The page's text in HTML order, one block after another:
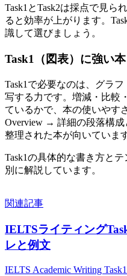
Task1とTask2は採点で見ら
ると効率が上がります。
識して選びましょう。
Task1（図表）に強い本
Task1で必要なのは、グラ
写する力です。増減・比較
ているかで、本の使いやす
Overview → 詳細の段落構
整理された本が向いています
Task1の具体的な書き方と
別に解説しています。
関連記事
IELTSライティング
レと例文
IELTS Academic Writing